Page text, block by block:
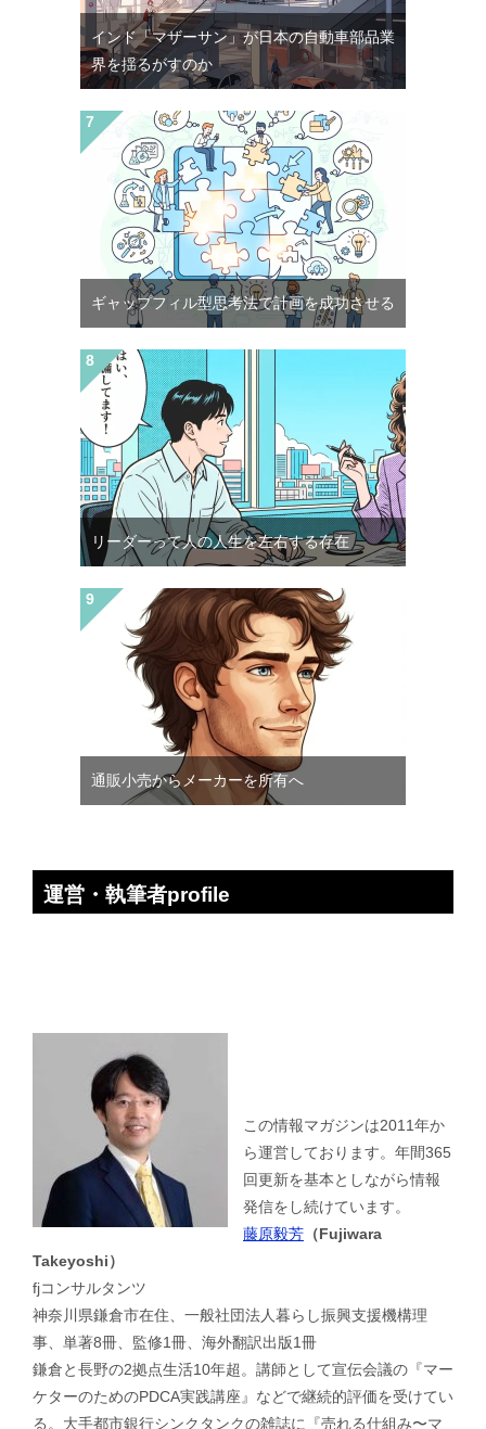
インド「マザーサン」が日本の自動車部品業
界を揺るがすのか
ギャップフィル型思考法で計画を成功させる
リーダーって人の人生を左右する存在
通販小売からメーカーを所有へ
運営・執筆者profile
この情報マガジンは2011年か
ら運営しております。年間365
回更新を基本としながら情報
発信をし続けています。
藤原毅芳 （Fujiwara
Takeyoshi）
fjコンサルタンツ
神奈川県鎌倉市在住、一般社団法人暮らし振興支援機構理
事、単著8冊、監修1冊、海外翻訳出版1冊
鎌倉と長野の2拠点生活10年超。講師として宣伝会議の『マー
ケターのためのPDCA実践講座』などで継続的評価を受けてい
る。大手都市銀行シンクタンクの雑誌に『売れる仕組み〜マ